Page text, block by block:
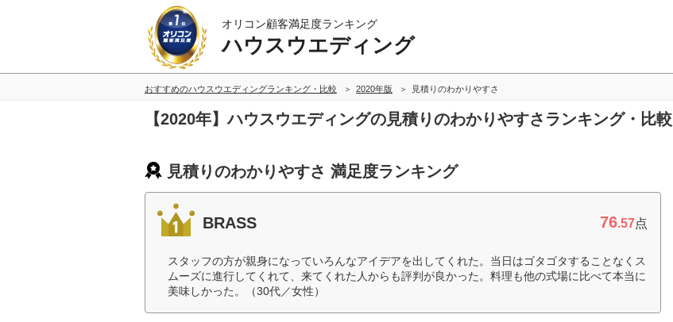
オリコン顧客満足度ランキング
ハウスウエディング
おすすめのハウスウエディングランキング・比較 2020年版 見積りのわかりやすさ
【2020年】ハウスウエディングの見積りのわかりやすさランキング・比較
見積りのわかりやすさ 満足度ランキング
BRASS 76.57点
スタッフの方が親身になっていろんなアイデアを出してくれた。当日はゴタゴタすることなくス
ムーズに進行してくれて、来てくれた人からも評判が良かった。料理も他の式場に比べて本当に
美味しかった。（30代／女性）